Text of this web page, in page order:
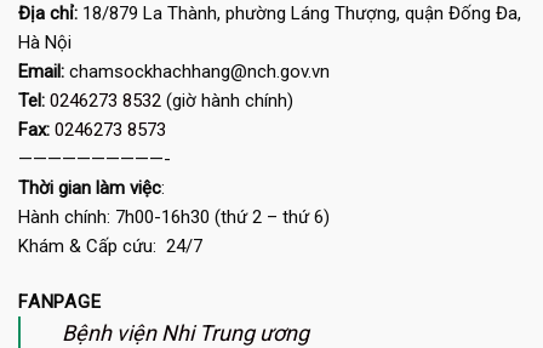
Địa chỉ: 18/879 La Thành, phường Láng Thượng, quận Đống Đa,
Hà Nội
Email: chamsockhachhang@nch.gov.vn
Tel: 0246273 8532 (giờ hành chính)
Fax: 0246273 8573
——————————-
Thời gian làm việc:
Hành chính: 7h00-16h30 (thứ 2 – thứ 6)
Khám & Cấp cứu: 24/7
FANPAGE
Bệnh viện Nhi Trung ương